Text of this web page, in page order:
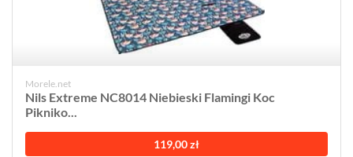
Morele.net
Nils Extreme NC8014 Niebieski Flamingi Koc
Pikniko...
119,00 zł